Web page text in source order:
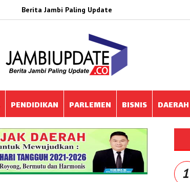
Berita Jambi Paling Update
PENDIDIKAN PARLEMEN BISNIS DAERAH
1